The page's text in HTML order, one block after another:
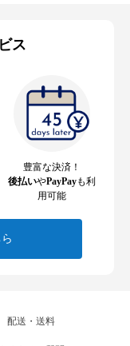
ス
豊富な決済！
後払いやPayPayも利
用可能
配送・送料